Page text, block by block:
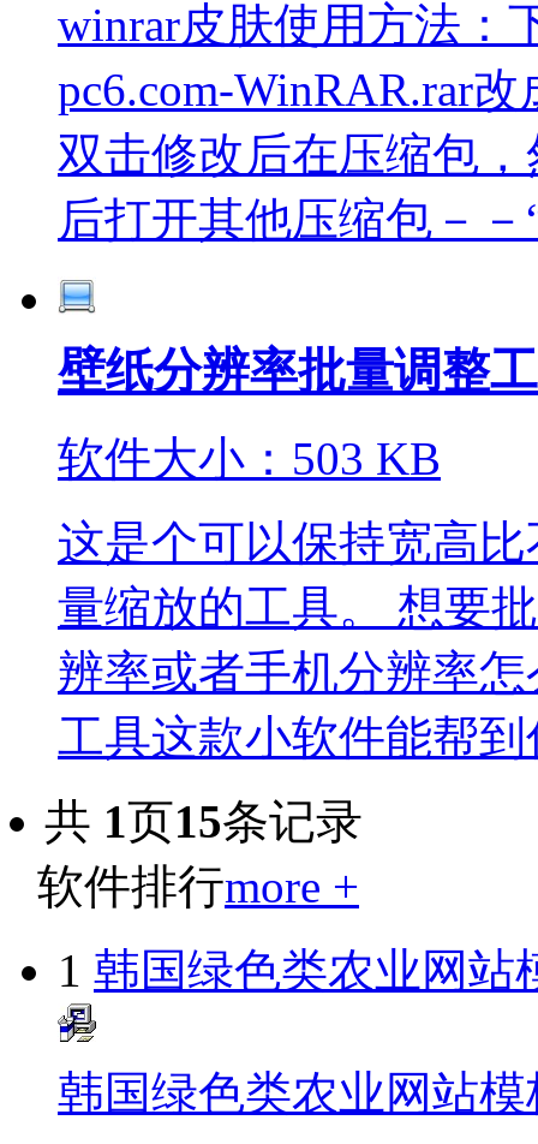
winrar皮肤使用方法：
pc6.com-WinRAR.rar改
双击修改后在压缩包，
后打开其他压缩包－－
壁纸分辨率批量调整
软件大小：503 KB
这是个可以保持宽高
量缩放的工具。 想要
辨率或者手机分辨率
工具这款小软件能帮到
共 1页15条记录
软件排行more +
1 韩国绿色类农业网站
韩国绿色类农业网站模